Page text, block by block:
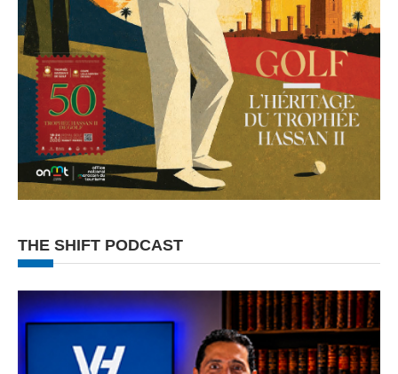
THE SHIFT PODCAST